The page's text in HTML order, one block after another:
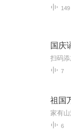
149
国庆
7
祖国
6